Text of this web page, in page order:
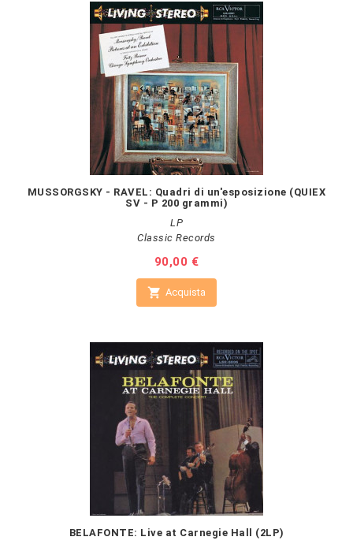
MUSSORGSKY - RAVEL: Quadri di un'esposizione (QUIEX
SV - P 200 grammi)
LP
Classic Records
Prezzo
90,00 €
 Acquista
BELAFONTE: Live at Carnegie Hall (2LP)